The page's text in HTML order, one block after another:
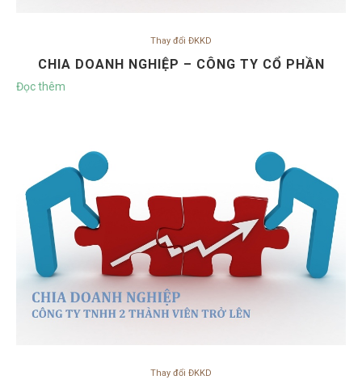
Thay đổi ĐKKD
CHIA DOANH NGHIỆP – CÔNG TY CỔ PHẦN
Đọc thêm
Thay đổi ĐKKD